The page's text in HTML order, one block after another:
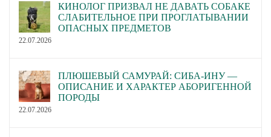
КИНОЛОГ ПРИЗВАЛ НЕ ДАВАТЬ СОБАКЕ
СЛАБИТЕЛЬНОЕ ПРИ ПРОГЛАТЫВАНИИ
ОПАСНЫХ ПРЕДМЕТОВ
22.07.2026
ПЛЮШЕВЫЙ САМУРАЙ: СИБА-ИНУ —
ОПИСАНИЕ И ХАРАКТЕР АБОРИГЕННОЙ
ПОРОДЫ
22.07.2026